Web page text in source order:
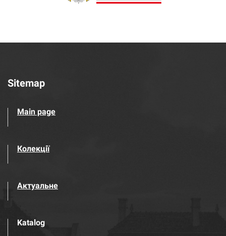
Sitemap
Main page
Колекції
Актуальне
Katalog